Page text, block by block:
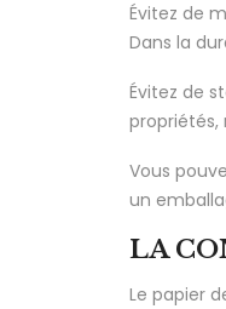
Évitez de
Dans la
Évitez de
propriétés,
Vous
un
LA
Le papier